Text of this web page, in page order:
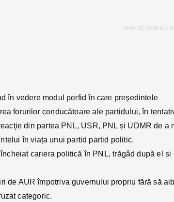
iunie 23, 2026 la
în vedere modul perfid în care preşedintele
forurilor conducătoare ale partidului, în
din partea PNL, USR, PNL și UDMR de a
în viața unui partid partid politic.
cariera politică în PNL, trăgâd după el si
de AUR împotriva guvernului propriu fără să
categoric.